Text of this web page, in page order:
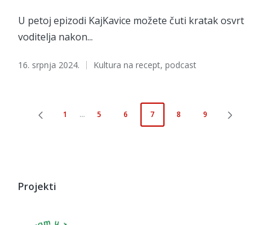
U petoj epizodi KajKavice možete čuti kratak osvrt
voditelja nakon...
16. srpnja 2024.
Tags: Kultura na recept, podcast
Brojevi
PREVIOUS1 … 5 6 7 8 9
Projekti